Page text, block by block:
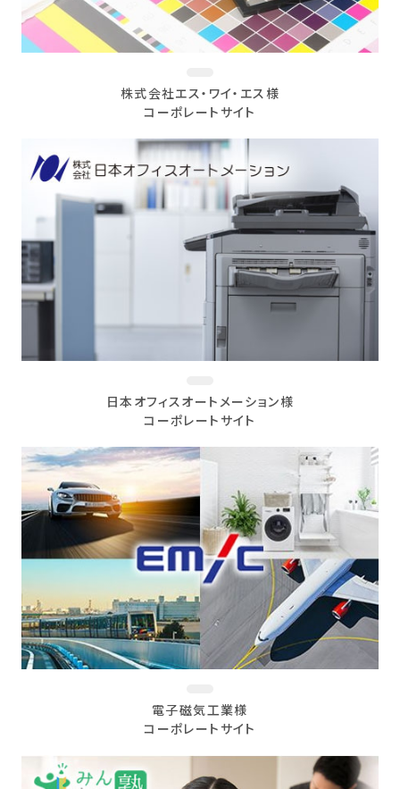
株式会社エス・ワイ・エス様
コーポレートサイト
日本オフィスオートメーション様
コーポレートサイト
電子磁気工業様
コーポレートサイト